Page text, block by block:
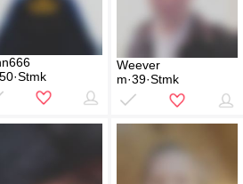
Weever
m·39·Stmk